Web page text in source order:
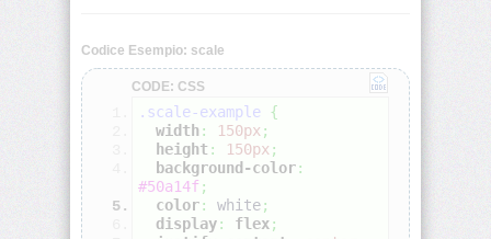
align-
self
all
animation
Codice Esempio: scale
CODE: CSS
.scale-example
{
width : 150px ;
height : 150px ;
background-color:
#50a14f ;
color: white;
display: flex;